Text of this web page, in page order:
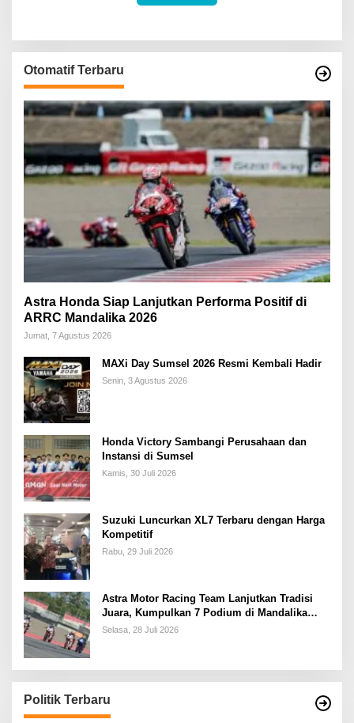
Otomatif Terbaru
Astra Honda Siap Lanjutkan Performa Positif di
ARRC Mandalika 2026
Jumat, 7 Agustus 2026
MAXi Day Sumsel 2026 Resmi Kembali Hadir
Senin, 3 Agustus 2026
Honda Victory Sambangi Perusahaan dan
Instansi di Sumsel
Kamis, 30 Juli 2026
Suzuki Luncurkan XL7 Terbaru dengan Harga
Kompetitif
Rabu, 29 Juli 2026
Astra Motor Racing Team Lanjutkan Tradisi
Juara, Kumpulkan 7 Podium di Mandalika
Racing Series Putaran ke 3
Selasa, 28 Juli 2026
Politik Terbaru